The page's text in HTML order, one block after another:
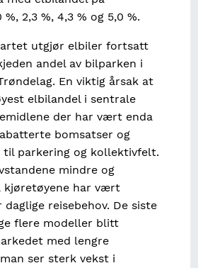
2,3 %, 4,3 % og 5,0 %.
utgjør elbiler fortsatt
andel av bilparken i
En viktig årsak at
elbilandel i sentrale
der har vært enda
bomsatser og
parkering og kollektivfelt.
mindre og
kjøretøyene har vært
reisebehov. De siste
flere modeller blitt
med lengre
ser sterk vekst i